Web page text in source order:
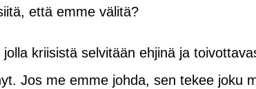
että emme välitä?
kriisistä selvitään ehjinä ja
Jos me emme johda, sen tekee joku